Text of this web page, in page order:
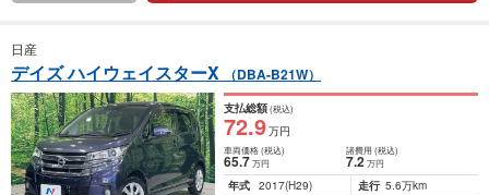
日産
デイズ ハイウェイスターX （DBA-B21W）
支払総額(税込)
72.9万円
車両価格(税込)
65.7万円
諸費用 (税込)
7.2 万円
年式 2017(H29) 走行 5.6万km